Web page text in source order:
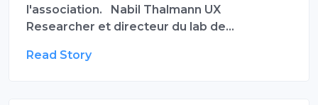
l'association. Nabil Thalmann UX
Researcher et directeur du lab de…
Read Story